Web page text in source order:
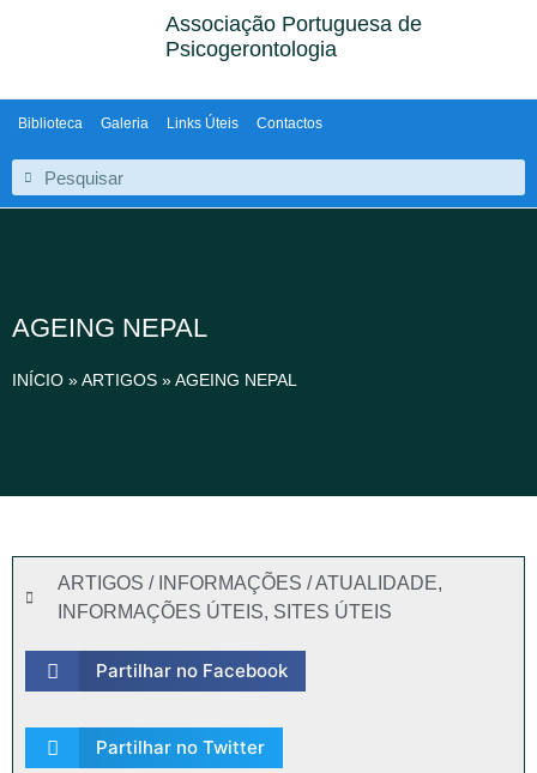
Associação Portuguesa de
Psicogerontologia
Biblioteca Galeria Links Úteis Contactos
AGEING NEPAL
INÍCIO »ARTIGOS »AGEING NEPAL
ARTIGOS / INFORMAÇÕES / ATUALIDADE,
INFORMAÇÕES ÚTEIS, SITES ÚTEIS
Partilhar no Facebook
Partilhar no Twitter